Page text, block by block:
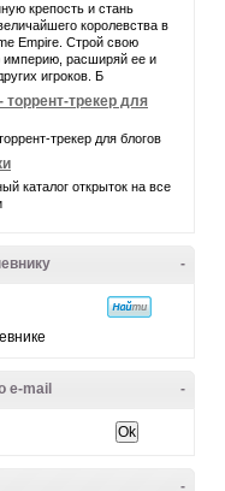
крепость и стань
королевства в
Empire. Строй свою
империю, расширяй ее и
игроков. Б
трекер для
трекер для блогов
каталог открыток на все
-
-
e-mail
-